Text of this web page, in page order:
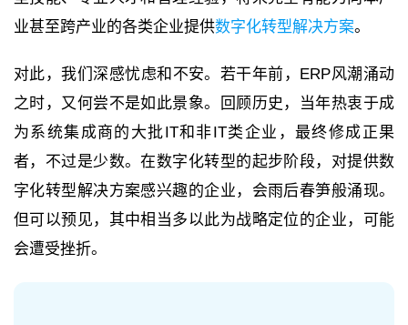
业甚至跨产业的各类企业提供数字化转型解决方案。
对此，我们深感忧虑和不安。若干年前，ERP风潮涌动
之时，又何尝不是如此景象。回顾历史，当年热衷于成
为系统集成商的大批IT和非IT类企业，最终修成正果
者，不过是少数。在数字化转型的起步阶段，对提供数
字化转型解决方案感兴趣的企业，会雨后春笋般涌现。
但可以预见，其中相当多以此为战略定位的企业，可能
会遭受挫折。